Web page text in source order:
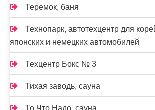
Теремок, баня
Технопарк, автотехцентр для
японских и немецких автомобилей
Техцентр Бокс № 3
Тихая заводь, сауна
То Что Надо, сауна